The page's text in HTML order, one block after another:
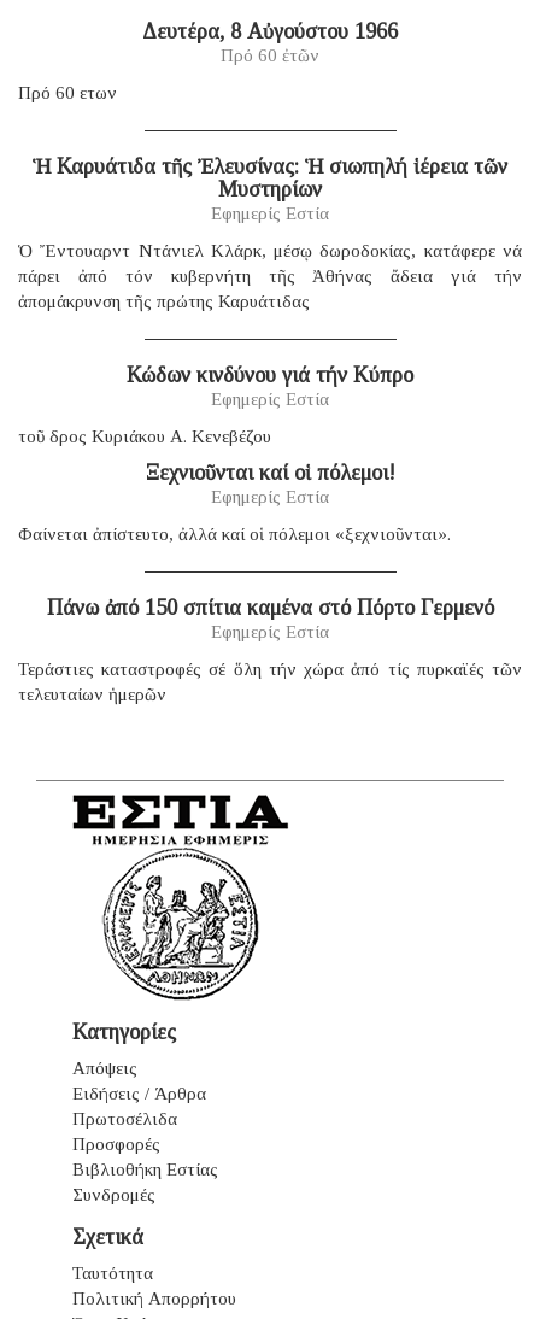
Δευτέρα, 8 Αὐγούστου 1966
Πρό 60 ἐτῶν
Πρό 60 ετων
Ἡ Καρυάτιδα τῆς Ἐλευσίνας: Ἡ σιωπηλή ἱέρεια τῶν
Μυστηρίων
Εφημερίς Εστία
Ὁ Ἔντουαρντ Ντάνιελ Κλάρκ, μέσῳ δωροδοκίας, κατάφερε νά
πάρει ἀπό τόν κυβερνήτη τῆς Ἀθήνας ἄδεια γιά τήν
ἀπομάκρυνση τῆς πρώτης Καρυάτιδας
Κώδων κινδύνου γιά τήν Κύπρο
Εφημερίς Εστία
τοῦ δρος Κυριάκου Α. Κενεβέζου
Ξεχνιοῦνται καί οἱ πόλεμοι!
Εφημερίς Εστία
Φαίνεται ἀπίστευτο, ἀλλά καί οἱ πόλεμοι «ξεχνιοῦνται».
Πάνω ἀπό 150 σπίτια καμένα στό Πόρτο Γερμενό
Εφημερίς Εστία
Τεράστιες καταστροφές σέ ὅλη τήν χώρα ἀπό τίς πυρκαϊές τῶν
τελευταίων ἡμερῶν
Κατηγορίες
Απόψεις
Ειδήσεις / Άρθρα
Πρωτοσέλιδα
Προσφορές
Βιβλιοθήκη Εστίας
Συνδρομές
Σχετικά
Ταυτότητα
Πολιτική Απορρήτου